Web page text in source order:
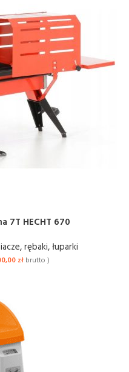
7T HECHT 670
rębaki, łuparki
zł brutto )